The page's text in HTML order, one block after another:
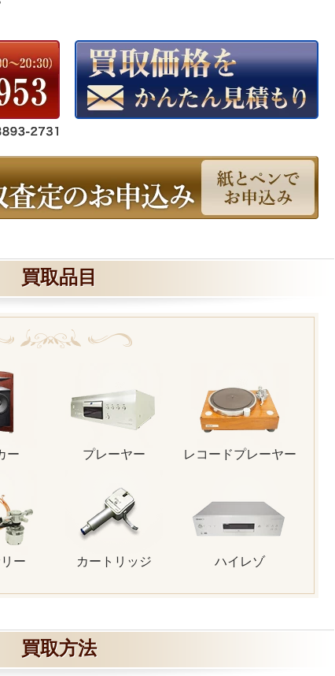
買取品目
ー プレーヤー レコードプレーヤー
ー カートリッジ ハイレゾ
買取方法